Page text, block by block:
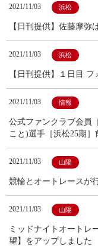
2021/11/03 浜松
【日刊提供】佐藤摩
2021/11/03 浜松
【日刊提供】１日目
2021/11/03 情報
公式ファンクラブ会員
こと)選手［浜松25期］
2021/11/03 山陽
競輪とオートレースが
2021/11/03 山陽
ミッドナイトオートレ
望】をアップしました